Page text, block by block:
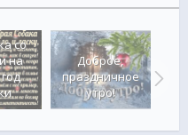
со
на
Доброе,
праздничное
утро!